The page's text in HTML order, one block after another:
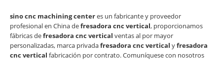
sino cnc machining centeres un fabricante y proveedor
profesional en China defresadora cnc vertical, proporcionamos
fábricas defresadora cnc vertical ventas al por mayor
personalizadas, marca privadafresadora cnc vertical yfresadora
cnc vertical fabricación por contrato. Comuníquese con nosotros